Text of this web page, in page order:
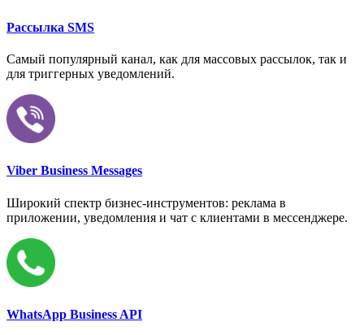
Рассылка SMS
Самый популярный канал, как для массовых рассылок, так и
для триггерных уведомлений.
Viber Business Messages
Широкий спектр бизнес-инструментов: реклама в
приложении, уведомления и чат с клиентами в мессенджере.
WhatsApp Business API